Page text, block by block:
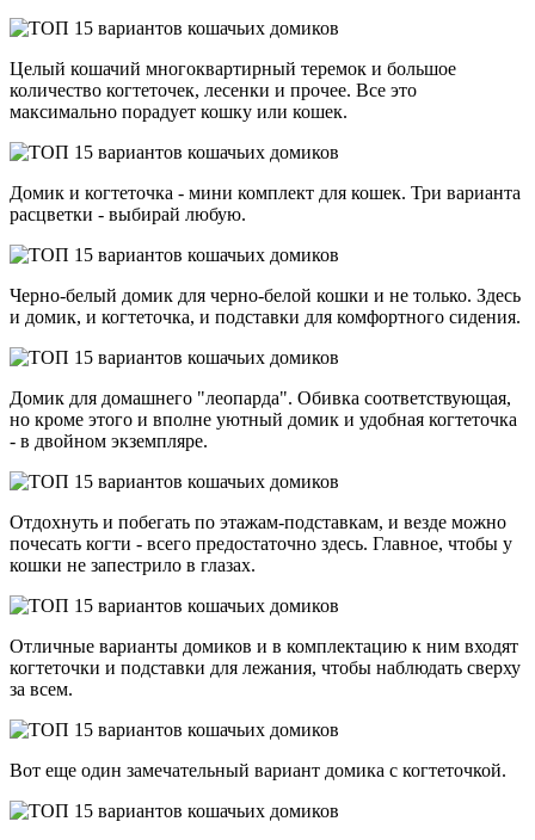
Целый кошачий многоквартирный теремок и большое
количество когтеточек, лесенки и прочее. Все это
максимально порадует кошку или кошек.
Домик и когтеточка - мини комплект для кошек. Три варианта
расцветки - выбирай любую.
Черно-белый домик для черно-белой кошки и не только. Здесь
и домик, и когтеточка, и подставки для комфортного сидения.
Домик для домашнего "леопарда". Обивка соответствующая,
но кроме этого и вполне уютный домик и удобная когтеточка
- в двойном экземпляре.
Отдохнуть и побегать по этажам-подставкам, и везде можно
почесать когти - всего предостаточно здесь. Главное, чтобы у
кошки не запестрило в глазах.
Отличные варианты домиков и в комплектацию к ним входят
когтеточки и подставки для лежания, чтобы наблюдать сверху
за всем.
Вот еще один замечательный вариант домика с когтеточкой.